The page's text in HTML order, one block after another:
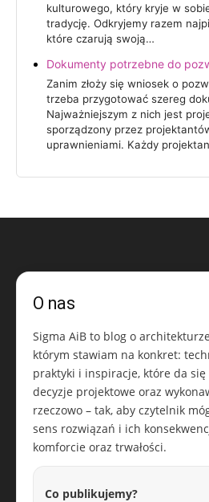
kulturowego, który kryje w
tradycję. Odkryjemy razem
które czarują swoją…
Dokumenty potrzebne do
Zanim złoży się wniosek o
trzeba przygotować szereg
Najważniejszym z nich jest
sporządzony przez
uprawnieniami. Każdy
O nas
Sigma AiB to blog o
którym stawiam na konkret:
praktyki i inspiracje, które da się
decyzje projektowe oraz
rzeczowo – tak, aby czytelnik
sens rozwiązań i ich
komforcie oraz trwałości.
Co publikujemy?